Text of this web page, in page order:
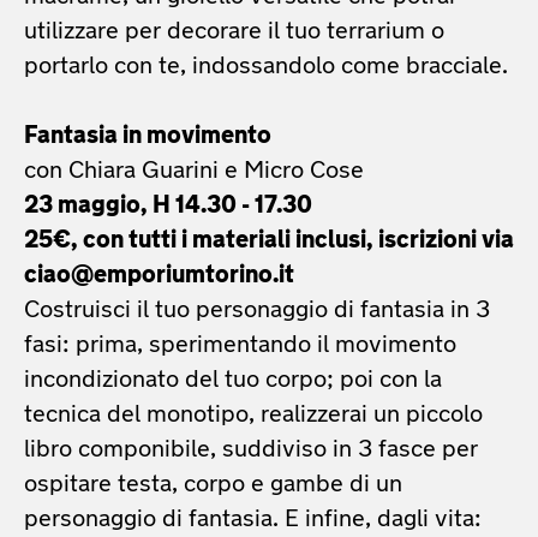
utilizzare per decorare il tuo terrarium o
portarlo con te, indossandolo come bracciale.
Fantasia in movimento
con Chiara Guarini e Micro Cose
23 maggio, H 14.30 - 17.30
25€, con tutti i materiali inclusi, iscrizioni via
ciao@emporiumtorino.it
Costruisci il tuo personaggio di fantasia in 3
fasi: prima, sperimentando il movimento
incondizionato del tuo corpo; poi con la
tecnica del monotipo, realizzerai un piccolo
libro componibile, suddiviso in 3 fasce per
ospitare testa, corpo e gambe di un
personaggio di fantasia. E infine, dagli vita: